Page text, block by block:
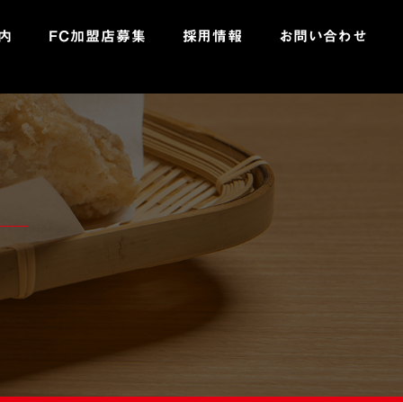
FC加盟店募集 採用情報 お問い合わせ